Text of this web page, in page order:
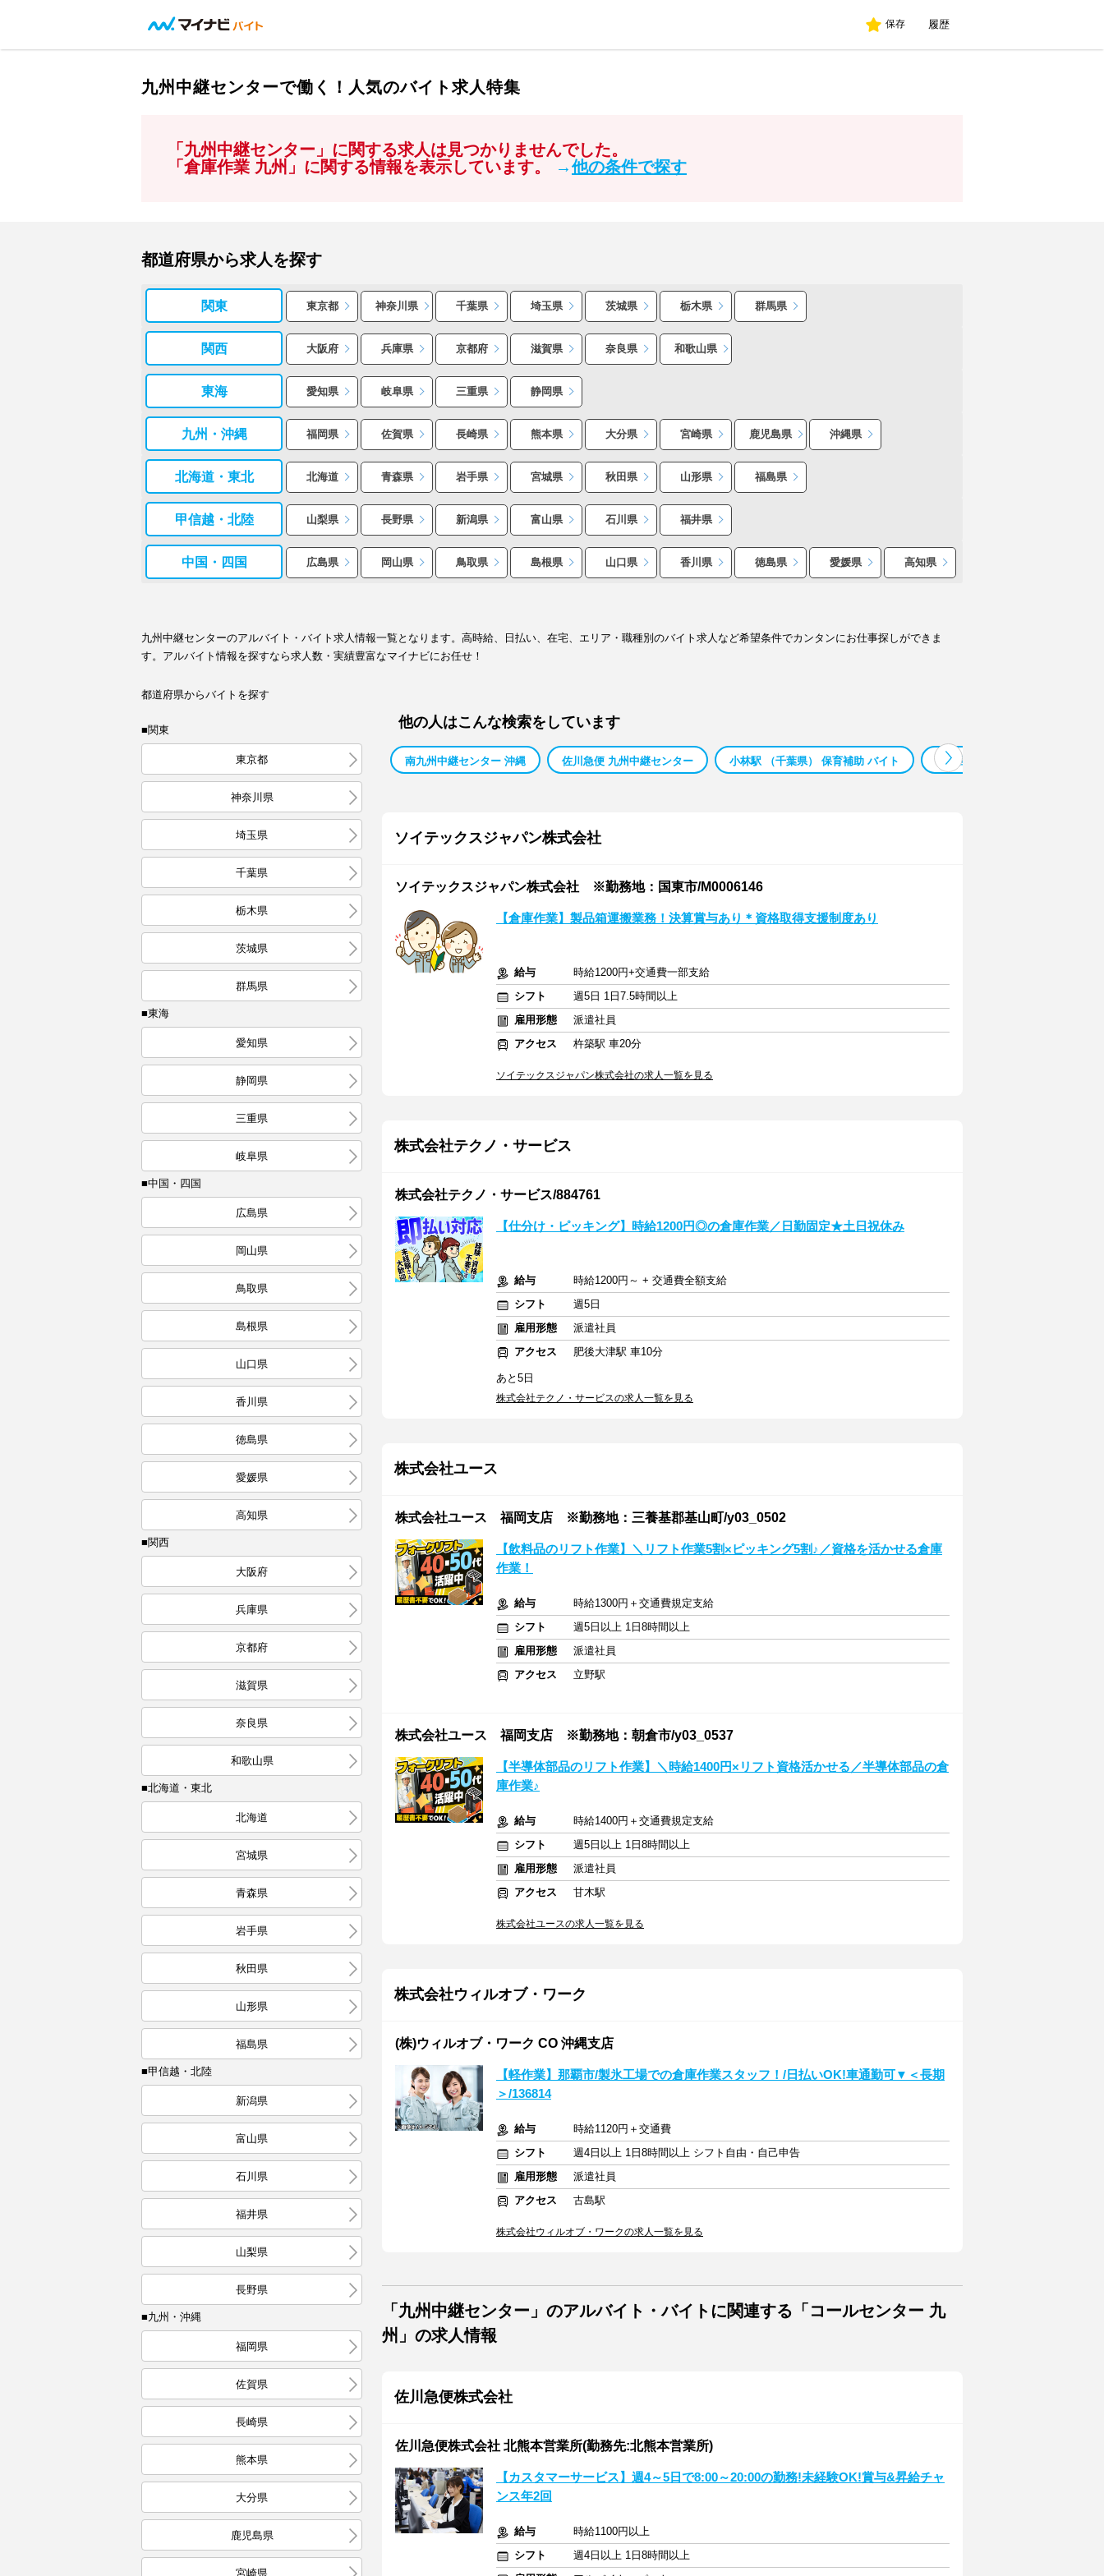
保存 履歴
九州中継センターで働く！人気のバイト求人特集
「九州中継センター」に関する求人は見つかりませんでした。
「倉庫作業 九州」に関する情報を表示しています。
→他の条件で探す
都道府県から求人を探す
関東 東京都 神奈川県 千葉県 埼玉県 茨城県 栃木県 群馬県
関西 大阪府 兵庫県 京都府 滋賀県 奈良県 和歌山県
東海 愛知県 岐阜県 三重県 静岡県
九州・沖縄 福岡県 佐賀県 長崎県 熊本県 大分県 宮崎県 鹿児島県 沖縄県
北海道・東北 北海道 青森県 岩手県 宮城県 秋田県 山形県 福島県
甲信越・北陸 山梨県 長野県 新潟県 富山県 石川県 福井県
中国・四国 広島県 岡山県 鳥取県 島根県 山口県 香川県 徳島県 愛媛県 高知県
九州中継センターのアルバイト・バイト求人情報一覧となります。高時給、日払い、在宅、エリア・職種別のバイト求人など希望条件でカンタンにお仕事探しができま
す。アルバイト情報を探すなら求人数・実績豊富なマイナビにお任せ！
都道府県からバイトを探す
■関東
東京都
神奈川県
埼玉県
千葉県
栃木県
茨城県
群馬県
■東海
愛知県
静岡県
三重県
岐阜県
■中国・四国
広島県
岡山県
鳥取県
島根県
山口県
香川県
徳島県
愛媛県
高知県
■関西
大阪府
兵庫県
京都府
滋賀県
奈良県
和歌山県
■北海道・東北
北海道
宮城県
青森県
岩手県
秋田県
山形県
福島県
■甲信越・北陸
新潟県
富山県
石川県
福井県
山梨県
長野県
■九州・沖縄
福岡県
佐賀県
長崎県
熊本県
大分県
鹿児島県
宮崎県
他の人はこんな検索をしています
南九州中継センター 沖縄 佐川急便 九州中継センター 小林駅 （千葉県） 保育補助 バイト 宇都宮 未経験
ソイテックスジャパン株式会社
ソイテックスジャパン株式会社 ※勤務地：国東市/M0006146
【倉庫作業】製品箱運搬業務！決算賞与あり＊資格取得支援制度あり
給与
時給1200円+交通費一部支給
シフト
週5日 1日7.5時間以上
雇用形態
派遣社員
アクセス
杵築駅 車20分
ソイテックスジャパン株式会社の求人一覧を見る
株式会社テクノ・サービス
株式会社テクノ・サービス/884761
【仕分け・ピッキング】時給1200円◎の倉庫作業／日勤固定★土日祝休み
給与
時給1200円～ + 交通費全額支給
シフト
週5日
雇用形態
派遣社員
アクセス
肥後大津駅 車10分
あと5日
株式会社テクノ・サービスの求人一覧を見る
株式会社ユース
株式会社ユース 福岡支店 ※勤務地：三養基郡基山町/y03_0502
【飲料品のリフト作業】＼リフト作業5割×ピッキング5割♪／資格を活かせる倉庫
作業！
給与
時給1300円＋交通費規定支給
シフト
週5日以上 1日8時間以上
雇用形態
派遣社員
アクセス
立野駅
株式会社ユース 福岡支店 ※勤務地：朝倉市/y03_0537
【半導体部品のリフト作業】＼時給1400円×リフト資格活かせる／半導体部品の倉
庫作業♪
給与
時給1400円＋交通費規定支給
シフト
週5日以上 1日8時間以上
雇用形態
派遣社員
アクセス
甘木駅
株式会社ユースの求人一覧を見る
株式会社ウィルオブ・ワーク
(株)ウィルオブ・ワーク CO 沖縄支店
【軽作業】那覇市/製氷工場での倉庫作業スタッフ！/日払いOK!車通勤可▼＜長期
＞/136814
給与
時給1120円＋交通費
シフト
週4日以上 1日8時間以上 シフト自由・自己申告
雇用形態
派遣社員
アクセス
古島駅
株式会社ウィルオブ・ワークの求人一覧を見る
「九州中継センター」のアルバイト・バイトに関連する「コールセンター 九
州」の求人情報
佐川急便株式会社
佐川急便株式会社 北熊本営業所(勤務先:北熊本営業所)
【カスタマーサービス】週4～5日で8:00～20:00の勤務!未経験OK!賞与&昇給チャ
ンス年2回
給与
時給1100円以上
シフト
週4日以上 1日8時間以上